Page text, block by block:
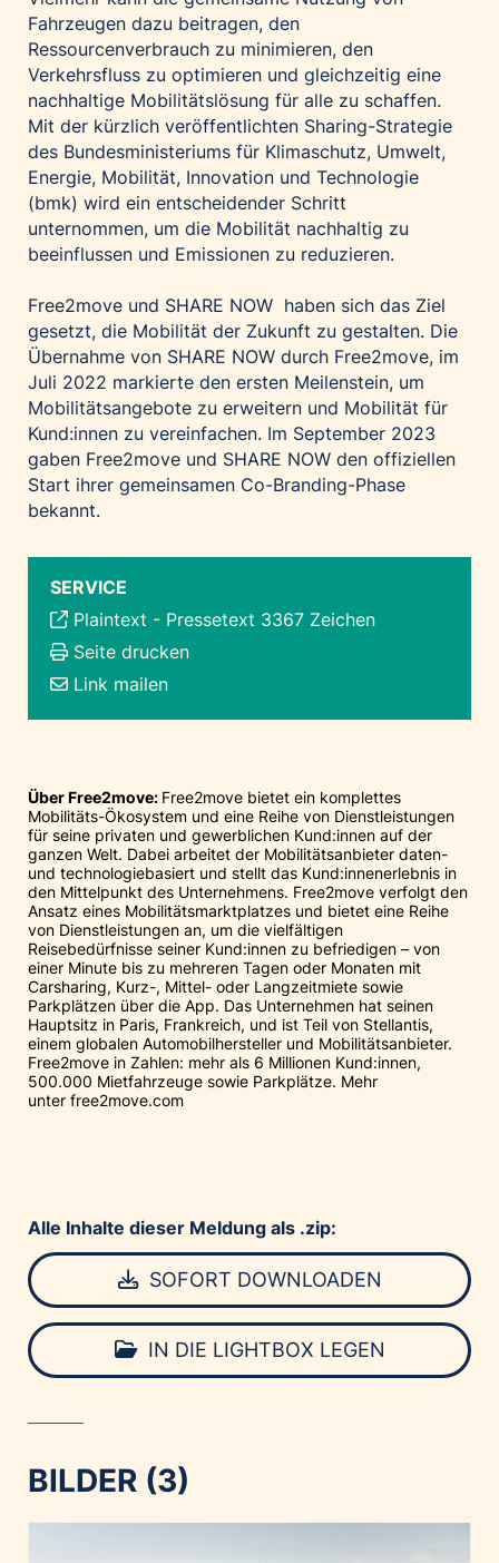
Fahrzeugen dazu beitragen, den
Ressourcenverbrauch zu minimieren, den
Verkehrsfluss zu optimieren und gleichzeitig eine
nachhaltige Mobilitätslösung für alle zu schaffen.
Mit der kürzlich veröffentlichten Sharing-Strategie
des Bundesministeriums für Klimaschutz, Umwelt,
Energie, Mobilität, Innovation und Technologie
(bmk) wird ein entscheidender Schritt
unternommen, um die Mobilität nachhaltig zu
beeinflussen und Emissionen zu reduzieren.
Free2move und SHARE NOW haben sich das Ziel
gesetzt, die Mobilität der Zukunft zu gestalten. Die
Übernahme von SHARE NOW durch Free2move, im
Juli 2022 markierte den ersten Meilenstein, um
Mobilitätsangebote zu erweitern und Mobilität für
Kund:innen zu vereinfachen. Im September 2023
gaben Free2move und SHARE NOW den offiziellen
Start ihrer gemeinsamen Co-Branding-Phase
bekannt.
SERVICE
Plaintext - Pressetext 3367 Zeichen
Seite drucken
Link mailen
Über Free2move: Free2move bietet ein komplettes
Mobilitäts-Ökosystem und eine Reihe von Dienstleistungen
für seine privaten und gewerblichen Kund:innen auf der
ganzen Welt. Dabei arbeitet der Mobilitätsanbieter daten-
und technologiebasiert und stellt das Kund:innenerlebnis in
den Mittelpunkt des Unternehmens. Free2move verfolgt den
Ansatz eines Mobilitätsmarktplatzes und bietet eine Reihe
von Dienstleistungen an, um die vielfältigen
Reisebedürfnisse seiner Kund:innen zu befriedigen – von
einer Minute bis zu mehreren Tagen oder Monaten mit
Carsharing, Kurz-, Mittel- oder Langzeitmiete sowie
Parkplätzen über die App. Das Unternehmen hat seinen
Hauptsitz in Paris, Frankreich, und ist Teil von Stellantis,
einem globalen Automobilhersteller und Mobilitätsanbieter.
Free2move in Zahlen: mehr als 6 Millionen Kund:innen,
500.000 Mietfahrzeuge sowie Parkplätze. Mehr
unter free2move.com
Alle Inhalte dieser Meldung als .zip:
SOFORT DOWNLOADEN
IN DIE LIGHTBOX LEGEN
BILDER (3)